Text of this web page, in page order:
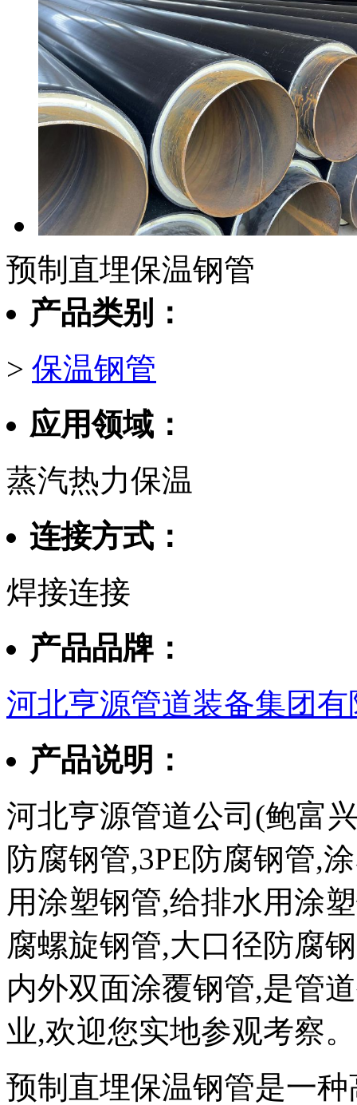
预制直埋保温钢管
产品类别：
> 保温钢管
应用领域：
蒸汽热力保温
连接方式：
焊接连接
产品品牌：
河北亨源管道装备集团有
产品说明：
河北亨源管道公司(鲍富
防腐钢管,3PE防腐钢管,
用涂塑钢管,给排水用涂
腐螺旋钢管,大口径防腐
内外双面涂覆钢管,是管
业,欢迎您实地参观考察。
预制直埋保温钢管是一